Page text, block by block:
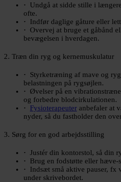
Undgå at sidde stille i
ofte.
Indfør daglige gåture eller
Overvej at bruge et gåbånd
bevægelsen i hverdagen.
2. Træn din ryg og kernemuskulatur
Styrketræning af mave og
belastningen på rygsøjlen.
Øvelser på en
og forbedre blodcirkulationen.
Fysioterapeuter anbefaler at
nyder, så du fastholder den
3. Sørg for en god arbejdsstilling
Justér din kontorstol, så din
Brug en fodstøtte eller
Indsæt små aktive pauser, fx
under skrivebordet.